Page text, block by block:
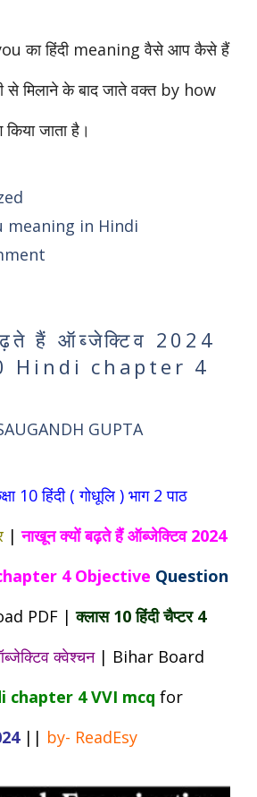
का हिंदी meaning वैसे आप कैसे हैं
से मिलाने के बाद जाते वक्त by how
जाता है।
meaning in Hindi
हैं ऑब्जेक्टिव 2024
Hindi chapter 4
GUPTA
10 हिंदी ( गोधूलि ) भाग 2 पाठ
|नाखून क्यों बढ़ते हैं ऑब्जेक्टिव 2024
4 Objective Question
PDF |क्लास 10 हिंदी चैप्टर 4
क्वेश्चन| Bihar Board
chapter 4 VVI mcq for
|| by- ReadEsy